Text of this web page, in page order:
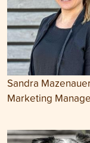
Sandra
Marketing